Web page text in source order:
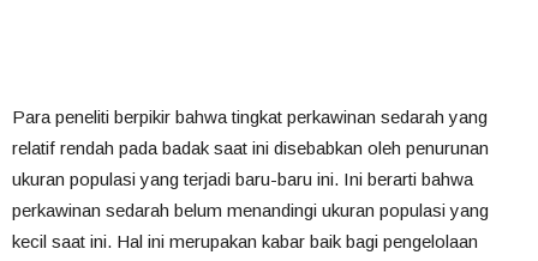
Para peneliti berpikir bahwa tingkat perkawinan sedarah yang
relatif rendah pada badak saat ini disebabkan oleh penurunan
ukuran populasi yang terjadi baru-baru ini. Ini berarti bahwa
perkawinan sedarah belum menandingi ukuran populasi yang
kecil saat ini. Hal ini merupakan kabar baik bagi pengelolaan